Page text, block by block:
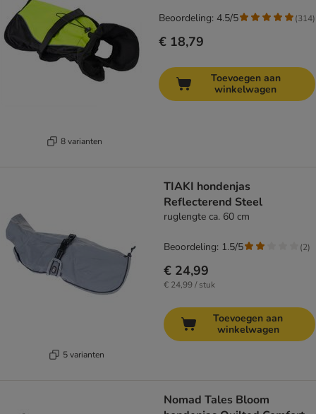
8 varianten
€ 18,79
Beoordeling: 4.5/5 (314)
Toevoegen aan
winkelwagen
5 varianten
TIAKI hondenjas
Reflecterend Steel
ruglengte ca. 60 cm
€ 24,99
€ 24,99 / stuk
Beoordeling: 1.5/5 (2)
Toevoegen aan
winkelwagen
Nomad Tales Bloom